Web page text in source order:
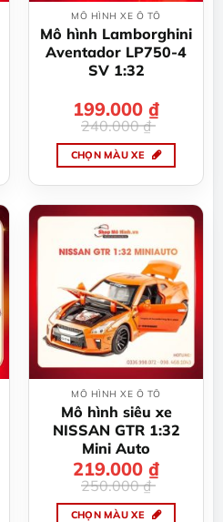
thể
được
chọn
trên
sản
phẩm
MÔ HÌNH XE Ô TÔ
Mô hình Lamborghini
Aventador LP750-4
SV 1:32
240.000₫
Giá
gốc
là:
240.000 ₫.
199.000 ₫
Giá
hiện
tại
là:
199.000 ₫.
CHỌN MÀU XE
này
có
nhiều
biến
thể.
Các
tùy
chọn
có
thể
được
chọn
trên
trang
sản
phẩm
MÔ HÌNH XE Ô TÔ
Mô hình siêu xe
NISSAN GTR 1:32
Mini Auto
250.000₫
Giá
gốc
là:
250.000 ₫.
219.000 ₫
Giá
hiện
tại
là:
219.000 ₫.
CHỌN MÀU XE